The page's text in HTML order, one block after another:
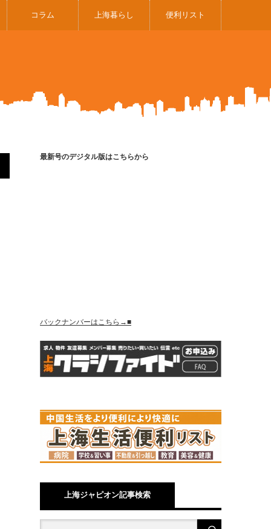
コラム 上海暮らし 便利リスト
最新号のデジタル版はこちらから
バックナンバーはこちら→■
上海ジャピオン記事検索